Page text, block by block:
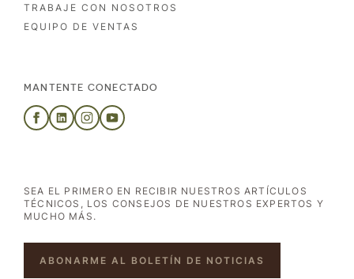
TRABAJE CON NOSOTROS
EQUIPO DE VENTAS
MANTENTE CONECTADO
SEA EL PRIMERO EN RECIBIR NUESTROS ARTÍCULOS
TÉCNICOS, LOS CONSEJOS DE NUESTROS EXPERTOS Y
MUCHO MÁS.
ABONARME AL BOLETÍN DE NOTICIAS